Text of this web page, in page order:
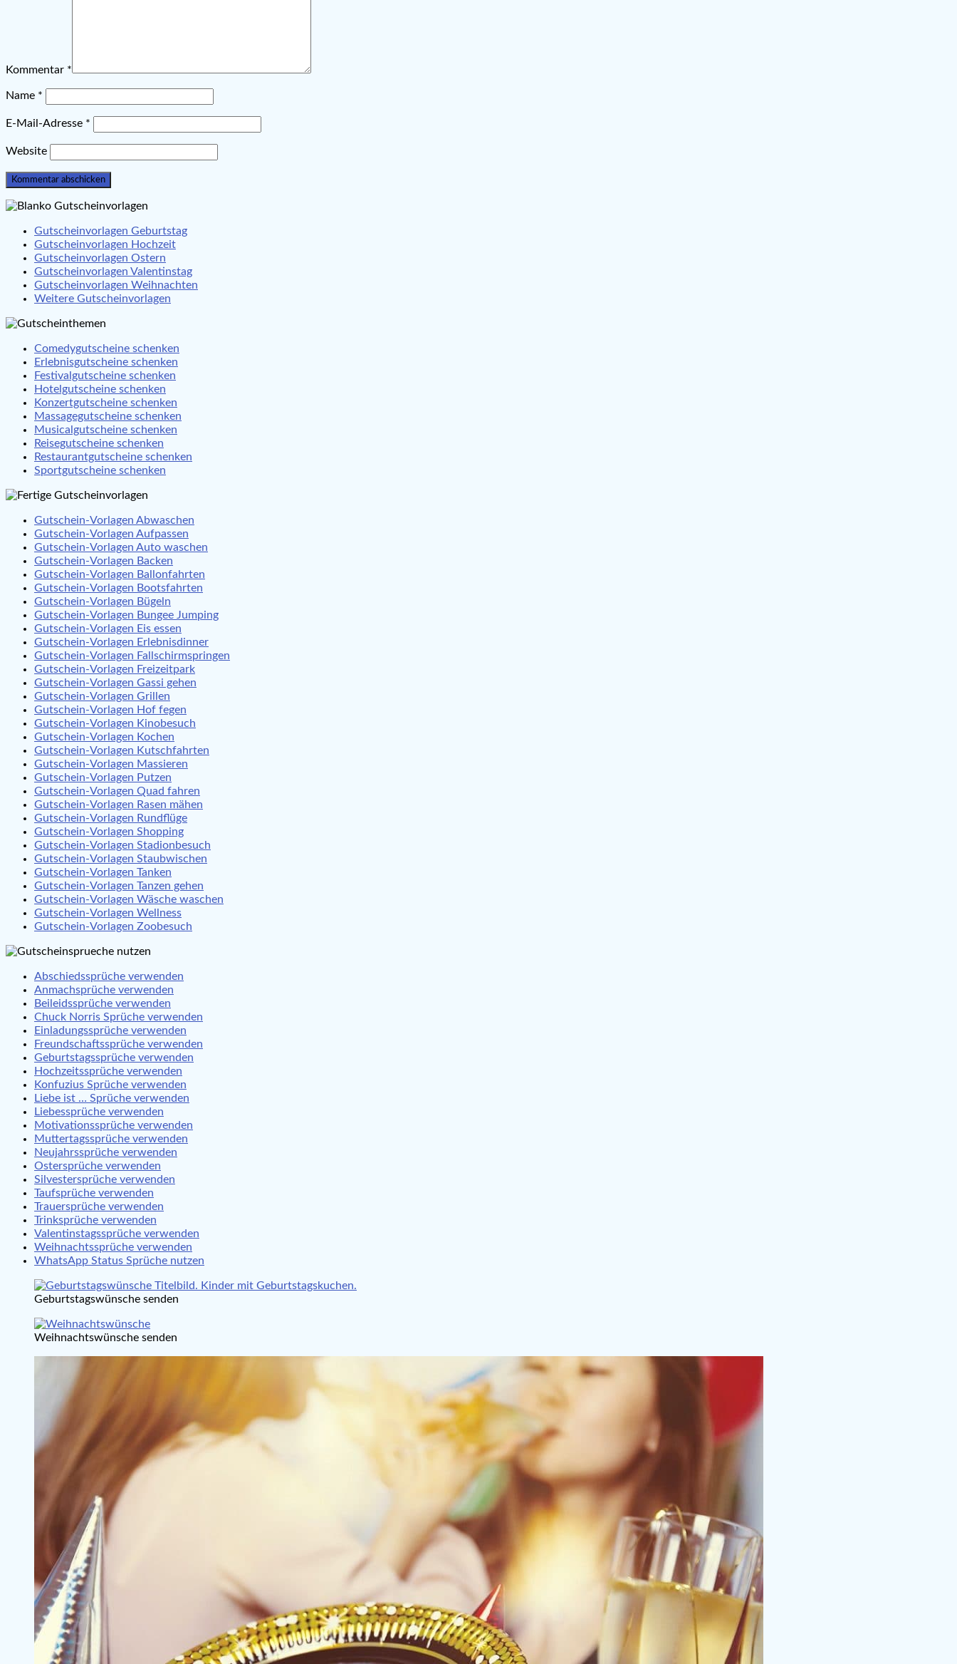
Kommentar *
Name *
E-Mail-Adresse *
Website
Gutscheinvorlagen Geburtstag
Gutscheinvorlagen Hochzeit
Gutscheinvorlagen Ostern
Gutscheinvorlagen Valentinstag
Gutscheinvorlagen Weihnachten
Weitere Gutscheinvorlagen
Comedygutscheine schenken
Erlebnisgutscheine schenken
Festivalgutscheine schenken
Hotelgutscheine schenken
Konzertgutscheine schenken
Massagegutscheine schenken
Musicalgutscheine schenken
Reisegutscheine schenken
Restaurantgutscheine schenken
Sportgutscheine schenken
Gutschein-Vorlagen Abwaschen
Gutschein-Vorlagen Aufpassen
Gutschein-Vorlagen Auto waschen
Gutschein-Vorlagen Backen
Gutschein-Vorlagen Ballonfahrten
Gutschein-Vorlagen Bootsfahrten
Gutschein-Vorlagen Bügeln
Gutschein-Vorlagen Bungee Jumping
Gutschein-Vorlagen Eis essen
Gutschein-Vorlagen Erlebnisdinner
Gutschein-Vorlagen Fallschirmspringen
Gutschein-Vorlagen Freizeitpark
Gutschein-Vorlagen Gassi gehen
Gutschein-Vorlagen Grillen
Gutschein-Vorlagen Hof fegen
Gutschein-Vorlagen Kinobesuch
Gutschein-Vorlagen Kochen
Gutschein-Vorlagen Kutschfahrten
Gutschein-Vorlagen Massieren
Gutschein-Vorlagen Putzen
Gutschein-Vorlagen Quad fahren
Gutschein-Vorlagen Rasen mähen
Gutschein-Vorlagen Rundflüge
Gutschein-Vorlagen Shopping
Gutschein-Vorlagen Stadionbesuch
Gutschein-Vorlagen Staubwischen
Gutschein-Vorlagen Tanken
Gutschein-Vorlagen Tanzen gehen
Gutschein-Vorlagen Wäsche waschen
Gutschein-Vorlagen Wellness
Gutschein-Vorlagen Zoobesuch
Abschiedssprüche verwenden
Anmachsprüche verwenden
Beileidssprüche verwenden
Chuck Norris Sprüche verwenden
Einladungssprüche verwenden
Freundschaftssprüche verwenden
Geburtstagssprüche verwenden
Hochzeitssprüche verwenden
Konfuzius Sprüche verwenden
Liebe ist … Sprüche verwenden
Liebessprüche verwenden
Motivationssprüche verwenden
Muttertagssprüche verwenden
Neujahrssprüche verwenden
Ostersprüche verwenden
Silvestersprüche verwenden
Taufsprüche verwenden
Trauersprüche verwenden
Trinksprüche verwenden
Valentinstagssprüche verwenden
Weihnachtssprüche verwenden
WhatsApp Status Sprüche nutzen
Geburtstagswünsche senden
Weihnachtswünsche senden